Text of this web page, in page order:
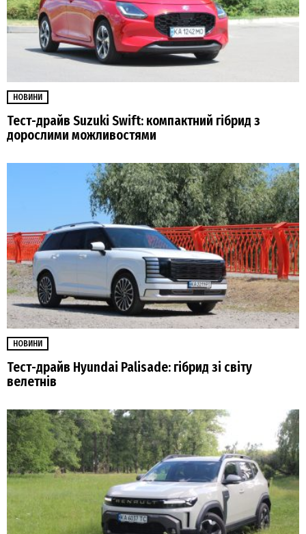
НОВИНИ
Тест-драйв Suzuki Swift: компактний гібрид з
дорослими можливостями
НОВИНИ
Тест-драйв Hyundai Palisade: гібрид зі світу
велетнів